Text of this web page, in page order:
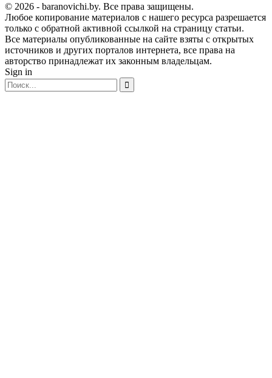
© 2026 - baranovichi.by. Все права защищены.
Любое копирование материалов с нашего ресурса разрешается
только с обратной активной ссылкой на страницу статьи.
Все материалы опубликованные на сайте взяты с открытых
источников и других порталов интернета, все права на
авторство принадлежат их законным владельцам.
Sign in